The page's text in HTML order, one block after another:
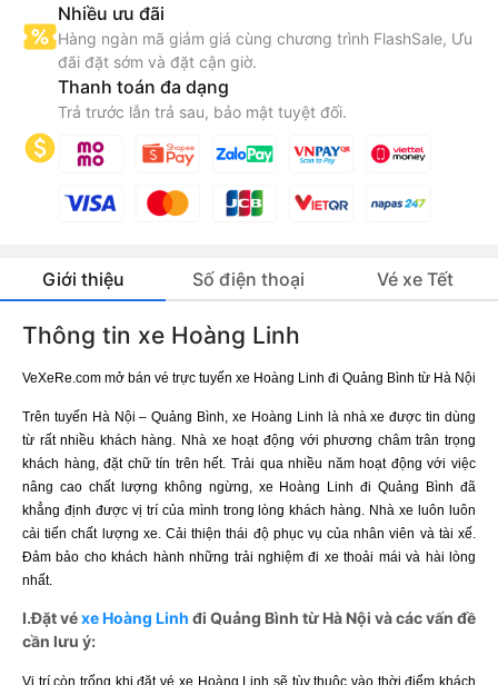
Nhiều ưu đãi
Hàng ngàn mã giảm giá cùng chương trình FlashSale, Ưu
đãi đặt sớm và đặt cận giờ.
Thanh toán đa dạng
Trả trước lẫn trả sau, bảo mật tuyệt đối.
Giới thiệu Số điện thoại Vé xe Tết
Thông tin xe Hoàng Linh
VeXeRe.com mở bán vé trực tuyến xe Hoàng Linh đi Quảng Bình từ Hà Nội
Trên tuyến Hà Nội – Quảng Bình, xe Hoàng Linh là nhà xe được tin dùng
từ rất nhiều khách hàng. Nhà xe hoạt động với phương châm trân trọng
khách hàng, đặt chữ tín trên hết. Trải qua nhiều năm hoạt động với việc
nâng cao chất lượng không ngừng, xe Hoàng Linh đi Quảng Bình đã
khẳng định được vị trí của mình trong lòng khách hàng. Nhà xe luôn luôn
cải tiến chất lượng xe. Cải thiện thái độ phục vụ của nhân viên và tài xế.
Đảm bảo cho khách hành những trải nghiệm đi xe thoải mái và hài lòng
nhất.
I.Đặt véxe Hoàng Linh đi Quảng Bình từ Hà Nội và các vấn đề
cần lưu ý:
Vị trí còn trống khi đặt vé xe Hoàng Linh sẽ tùy thuộc vào thời điểm khách